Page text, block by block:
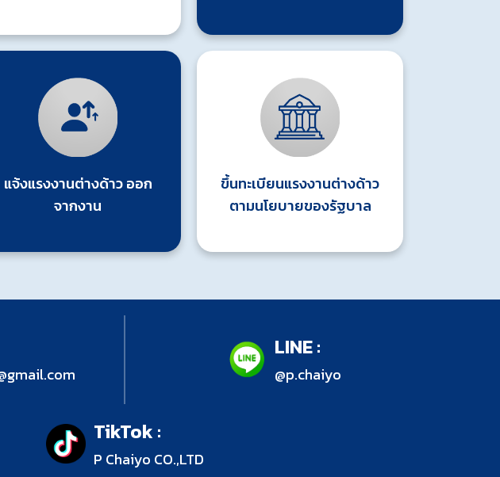
แจ้งแรงงานต่างด้าว ออก
จากงาน
ขึ้นทะเบียนแรงงานต่างด้าว
ตามนโยบายของรัฐบาล
LINE :
@p.chaiyo
TikTok :
P Chaiyo CO.,LTD